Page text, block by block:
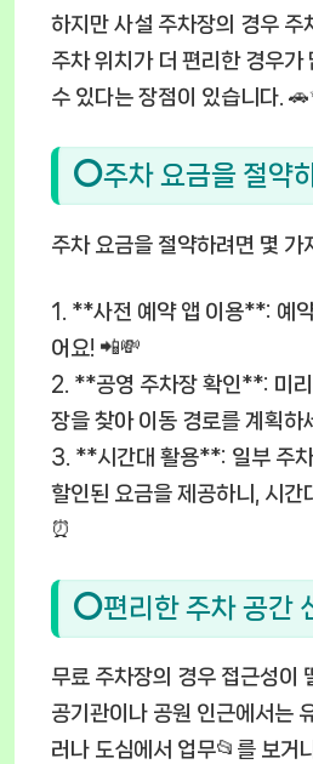
하지만 사설 주차장의 경우 주
주차 위치가 더 편리한 경우가
수 있다는 장점이 있습니다.
⭕주차 요금을 절약
주차 요금을 절약하려면 몇 가
1. **사전 예약 앱 이용**: 예
어요! 📲💸
2. **공영 주차장 확인**: 미
장을 찾아 이동 경로를 계획
3. **시간대 활용**: 일부 주차
할인된 요금을 제공하니, 시간
⏰
⭕편리한 주차 공간
무료 주차장의 경우 접근성이
공기관이나 공원 인근에서는
러나 도심에서 업무📂를 보거